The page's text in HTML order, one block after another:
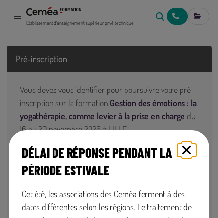
DÉLAI DE RÉPONSE PENDANT LA
PÉRIODE ESTIVALE
Cet été, les associations des Ceméa ferment à des
dates différentes selon les régions. Le traitement de
Établissement d'enseignement supérieur privé technique NOUS MES
Pré-inscription
Vous devez vous identifier pour poursuivre votre pré-
inscription sur la formation Gestion des émotions : la
yogathérapie, comme levier à la prise en charge du
16 au 20 novembre 2026 à LILLE.
Adresse mail
Me connecter